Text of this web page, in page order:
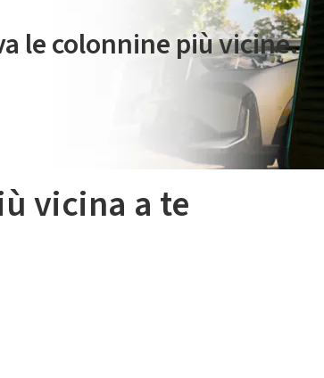
le colonnine più vicine.
vicina a te